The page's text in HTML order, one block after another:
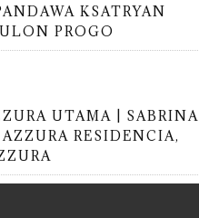
KSATRYAN
PROGO
UTAMA | SABRINA
RESIDENCIA,